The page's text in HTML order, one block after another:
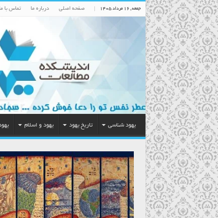
جمعه , ۱۶ مرداد ۱۴۰۵ صفحه اصلی درباره ما تماس با
یهود شناسی تاریخ یهود یهود و اسلام